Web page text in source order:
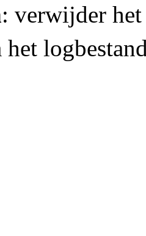
: verwijder
het